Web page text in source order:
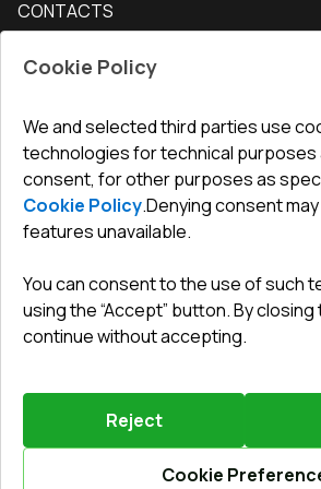
Interior doors
How to measure windows
For companies, cooperation
Conditions for returning goods
Guarantee
CONTACTS
undefined(undefined)
info@toptechnik.com.pl
Polityka prywatności
REGULAMIN
©2026.All right reserved.Powered
Report a problem?
Cookie Policy
We and selected third parties use
technologies for technical purposes
consent, for other purposes as
Cookie Policy.Denying consent
features unavailable.
You can consent to the use of such
using the “Accept” button. By
continue without accepting.
Reject
Cookie